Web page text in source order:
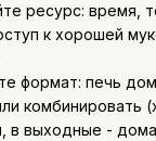
ресурс: время,
к хорошей
формат: печь
комбинировать
в выходные -